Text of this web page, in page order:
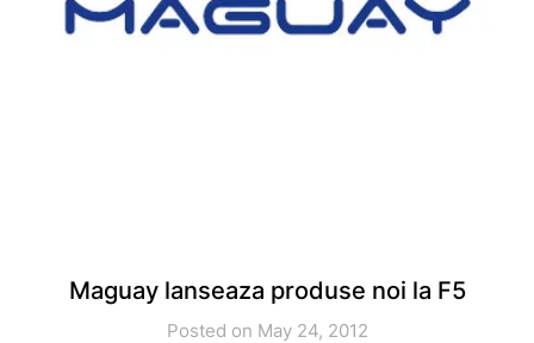
Maguay lanseaza produse noi la F5
Posted on May 24, 2012